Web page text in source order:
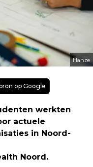
Hanze
op Google
werkten
actuele
in Noord-
Noord.